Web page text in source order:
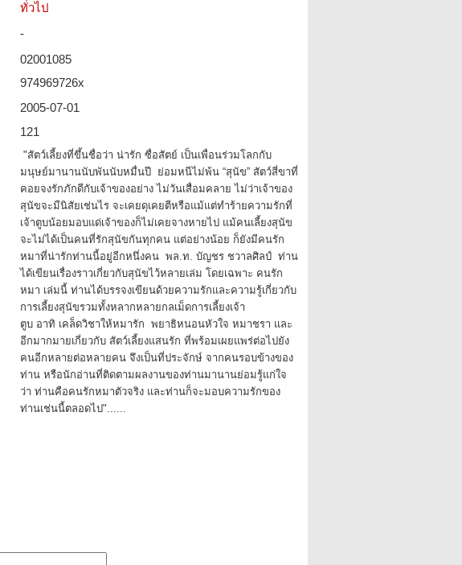
ทั่วไป
-
02001085
974969726x
2005-07-01
121
"สัตว์เลี้ยงที่ขึ้นชื่อว่า น่ารัก ซื่อสัตย์ เป็นเพื่อนร่วมโลกกับ
มนุษย์มานานนับพันนับหมื่นปี ย่อมหนีไม่พ้น “สุนัข” สัตว์สี่ขาที่
คอยจงรักภักดีกับเจ้าของอย่าง ไม่วันเสื่อมคลาย ไม่ว่าเจ้าของ
สุนัขจะมีนิสัยเช่นไร จะเคยดุเคยตีหรือแม้แต่ทำร้ายความรักที่
เจ้าตูบน้อยมอบแด่เจ้าของก็ไม่เคยจางหายไป แม้คนเลี้ยงสุนัข
จะไม่ได้เป็นคนที่รักสุนัขกันทุกคน แต่อย่างน้อย ก็ยังมีคนรัก
หมาที่น่ารักท่านนี้อยู่อีกหนึ่งคน พล.ท. บัญชร ชวาลศิลป์ ท่าน
ได้เขียนเรื่องราวเกี่ยวกับสุนัขไว้หลายเล่ม โดยเฉพาะ คนรัก
หมา เล่มนี้ ท่านได้บรรจงเขียนด้วยความรักและความรู้เกี่ยวกับ
การเลี้ยงสุนัขรวมทั้งหลากหลายกลเม็ดการเลี้ยงเจ้า
ตูบ อาทิ เคล็ดวิชาให้หมารัก พยาธิหนอนหัวใจ หมาชรา และ
อีกมากมายเกี่ยวกับ สัตว์เลี้ยงแสนรัก ที่พร้อมเผยแพร่ต่อไปยัง
คนอีกหลายต่อหลายคน จึงเป็นที่ประจักษ์ จากคนรอบข้างของ
ท่าน หรือนักอ่านที่ติดตามผลงานของท่านมานานย่อมรู้แก่ใจ
ว่า ท่านคือคนรักหมาตัวจริง และท่านก็จะมอบความรักของ
ท่านเช่นนี้ตลอดไป"......